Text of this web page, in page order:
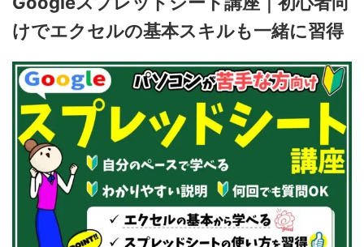
けでエクセルの基本スキルも一緒に習得